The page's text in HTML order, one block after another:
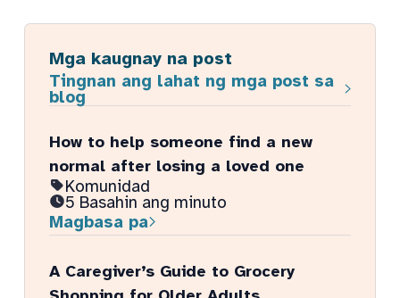
Mga kaugnay na post
Tingnan ang lahat ng mga post sa
blog
How to help someone find a new
normal after losing a loved one
Komunidad
5 Basahin ang minuto
Magbasa pa
A Caregiver’s Guide to Grocery